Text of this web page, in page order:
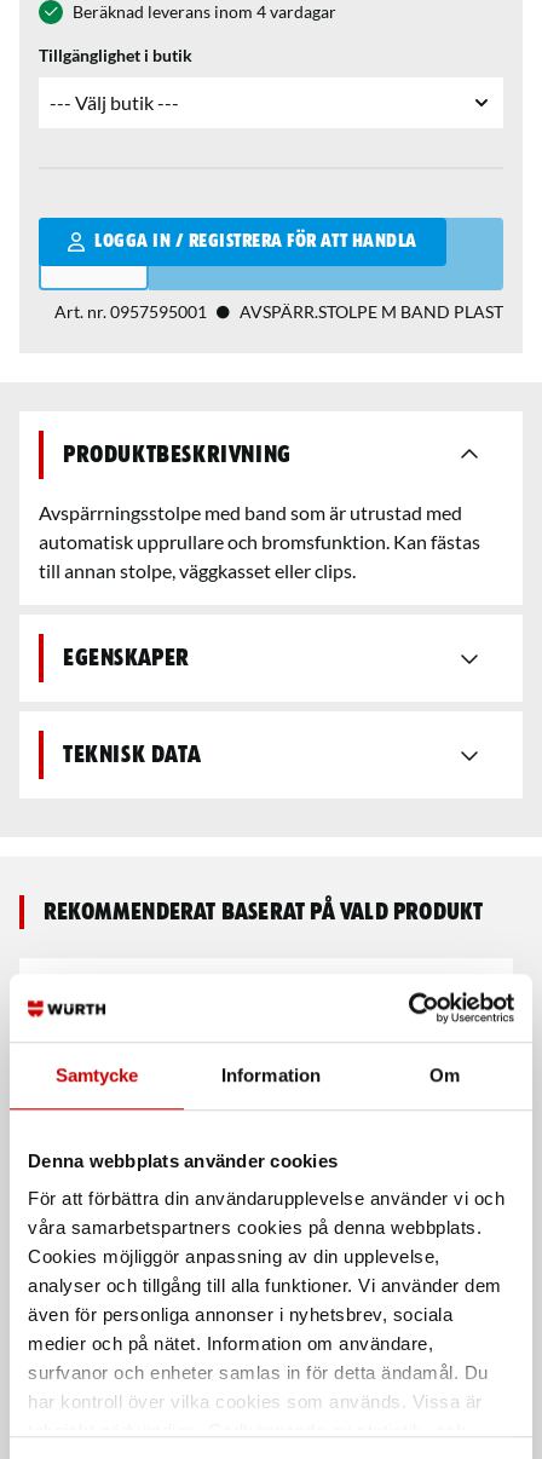
Samtycke Information Om
Denna webbplats använder cookies
För att förbättra din användarupplevelse använder vi och
våra samarbetspartners cookies på denna webbplats.
Cookies möjliggör anpassning av din upplevelse,
analyser och tillgång till alla funktioner. Vi använder dem
även för personliga annonser i nyhetsbrev, sociala
medier och på nätet. Information om användare,
surfvanor och enheter samlas in för detta ändamål. Du
har kontroll över vilka cookies som används. Vissa är
Beräknad leverans inom 4 vardagar
Tillgänglighet i butik
LOGGA IN / REGISTRERA FÖR ATT HANDLA
Qantity
Art. nr.0957595001 AVSPÄRR.STOLPE M BAND PLAST
Produktbeskrivning
Avspärrningsstolpe med band som är utrustad med
automatisk upprullare och bromsfunktion. Kan fästas
till annan stolpe, väggkasset eller clips.
Egenskaper
Teknisk data
Rekommenderat baserat på vald produkt
metall med utdragbart
band 9 M
Med gjutjärnsfot. Typ G.
10 m kätting och 6 st stoplar